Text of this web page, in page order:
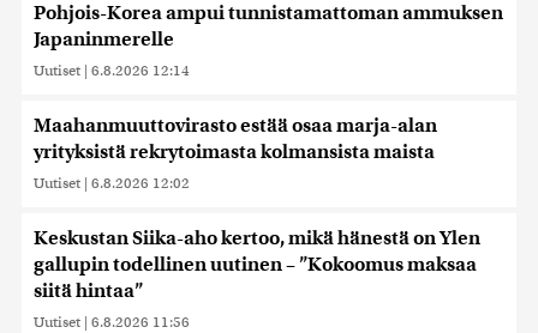
Pohjois-Korea ampui tunnistamattoman ammuksen
Japaninmerelle
Uutiset | 6.8.2026 12:14
Maahanmuuttovirasto estää osaa marja-alan
yrityksistä rekrytoimasta kolmansista maista
Uutiset | 6.8.2026 12:02
Keskustan Siika-aho kertoo, mikä hänestä on Ylen
gallupin todellinen uutinen – ”Kokoomus maksaa
siitä hintaa”
Uutiset | 6.8.2026 11:56